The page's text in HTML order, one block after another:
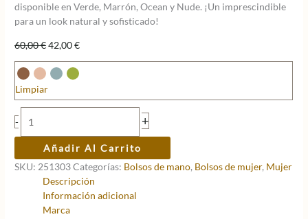
disponible en Verde, Marrón, Ocean y Nude. ¡Un imprescindible
para un look natural y sofisticado!
60,00€El
precio
original
era:
60,00 €.
42,00€El
precio
42,00 €.
Limpiar
-
de
cuadrado
Pepe
cantidad
+
Añadir Al Carrito
SKU: 251303Categorías: Bolsos de mano, Bolsos de mujer, Mujer
Descripción
Información adicional
Marca